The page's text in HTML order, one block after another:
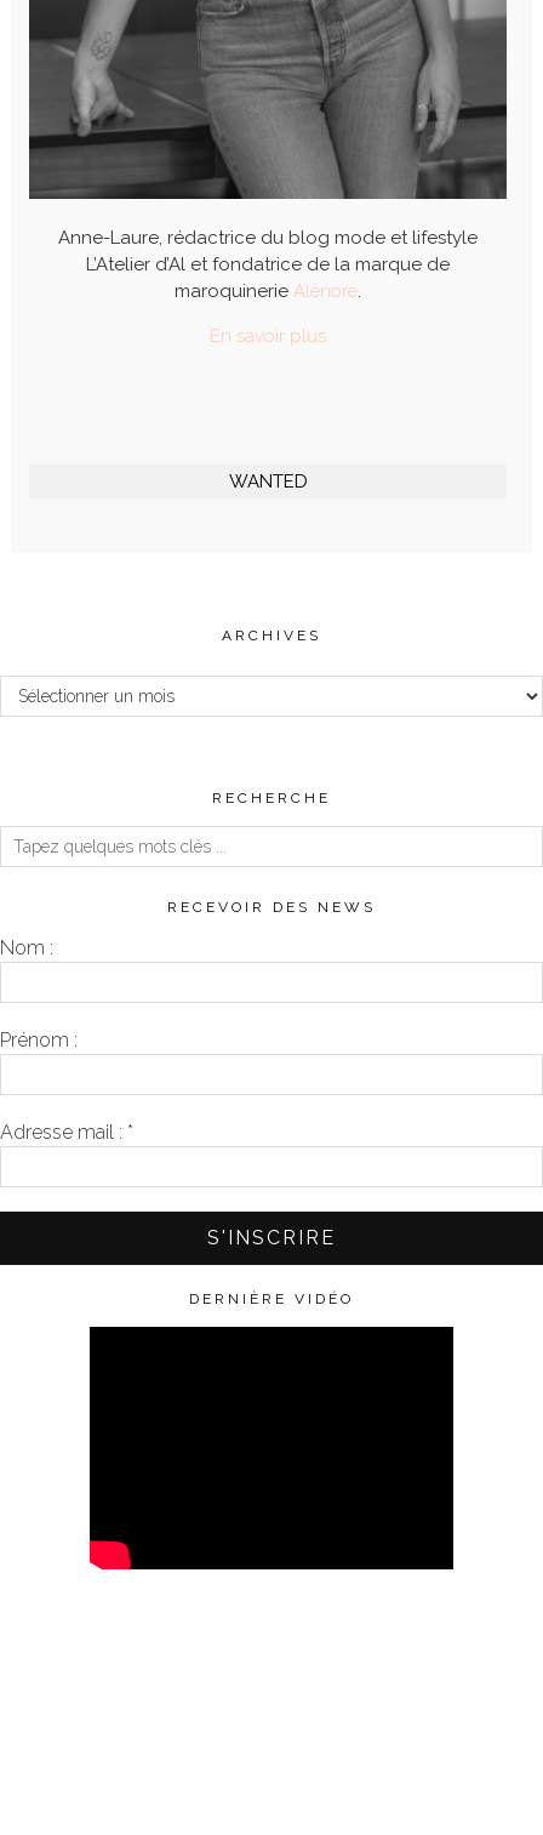
Anne-Laure, rédactrice du blog mode et lifestyle
L’Atelier d’Al et fondatrice de la marque de
maroquinerie Alénore.
En savoir plus
WANTED
ARCHIVES
Archives
RECHERCHE
RECEVOIR DES NEWS
Nom :
Prénom :
Adresse mail : *
DERNIÈRE VIDÉO